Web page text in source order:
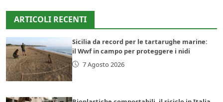
ARTICOLI RECENTI
Sicilia da record per le tartarughe marine:
il Wwf in campo per proteggere i nidi
7 Agosto 2026